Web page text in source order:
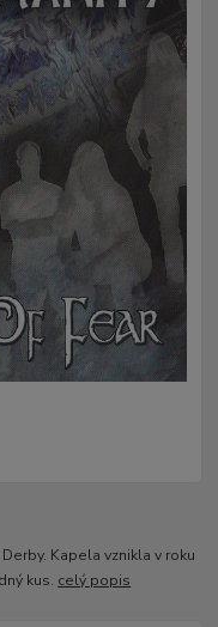
Kapela vznikla v roku
kus. celý popis